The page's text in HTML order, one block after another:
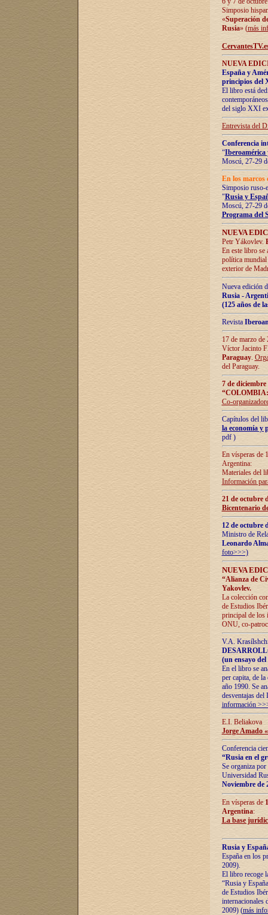
Simposio
«Superación
Rusia» (más
NUEVA
España y
principios del
El libro está
del siglo XXI
Entrevista del
Conferencia
“Iberoamérica
Moscú, 27-29
En los marcos
Simposio ruso-
"Rusia y
Moscú, 27-29
Programa del
NUEVA
Petr Yákovlev.
En este libro se
política mundial
exterior de
Nueva edición
Rusia -
(125 años de
Revista
17 de marzo
Víctor Jacinto
Paraguay.
del Paraguay.
7 de
Co-
Capítulos del
la economía y
pdf )
En vísperas de
Argentina:
Materiales del
Información
21 de octubre
Bicentenario
12 de octubre
Ministro de
Leonardo
foto>>>)
NUEVA
“Alianza de
Yakovlev.
La colección
de Estudios
principal de los
ONU, co-
V.A.
(un ensayo
En el libro se
per capita, de
año 1990. Se
desventajas
información
E.I. Beliakova
Jorge Amado
Conferencia
“Rusia en el
Se organiza
Universidad
Noviembre de
En vísperas de
Argentina:
La base
Rusia y
España en los
2009).
El libro recoge
“Rusia y
de Estudios
internacionales
2009) (más